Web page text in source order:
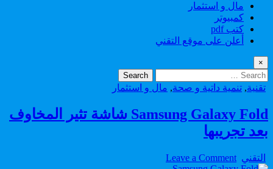
مال و استثمار
كمبيوتر
كتب pdf
أعلن على موقع التقني
×
Search
for:
Posted
تقنية, تنمية داتية و صحة, مال و استثمار
Samsung Galaxy Fold شاشة تثير المخاوف
بعد تجريبها
Author:
التقني Leave a Comment
on